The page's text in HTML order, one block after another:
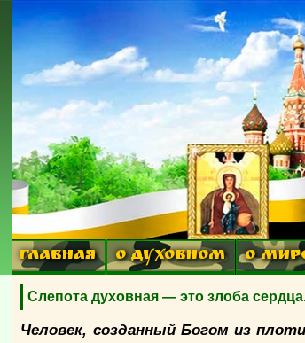
ГЛАВНАЯ О ДУХОВНОМ О
Слепота духовная — это злоба
Человек, созданный Богом из